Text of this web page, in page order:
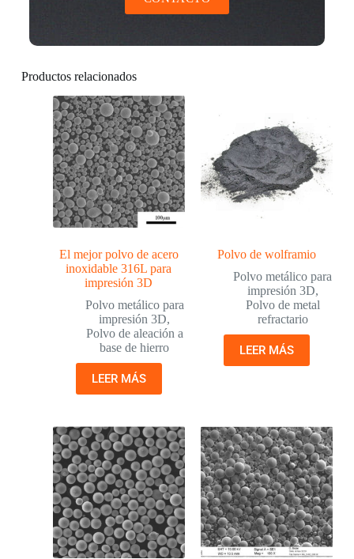
Productos relacionados
El mejor polvo de acero
inoxidable 316L para
impresión 3D
Polvo metálico para
impresión 3D,
Polvo de aleación a
base de hierro
LEER MÁS
Polvo de wolframio
Polvo metálico para
impresión 3D,
Polvo de metal
refractario
LEER MÁS